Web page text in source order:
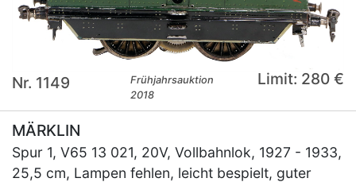
Nr. 1149
Frühjahrsauktion
2018
Limit: 280 €
MÄRKLIN
Spur 1, V65 13 021, 20V, Vollbahnlok, 1927 - 1933,
25,5 cm, Lampen fehlen, leicht bespielt, guter